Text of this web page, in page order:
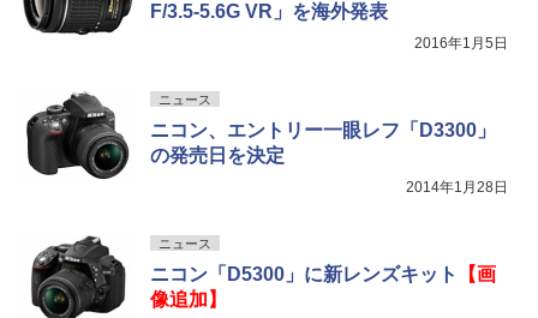
F/3.5-5.6G VR」を海外発表
2016年1月5日
ニュース
ニコン、エントリー一眼レフ「D3300」
の発売日を決定
2014年1月28日
ニュース
ニコン「D5300」に新レンズキット
【画
像追加】